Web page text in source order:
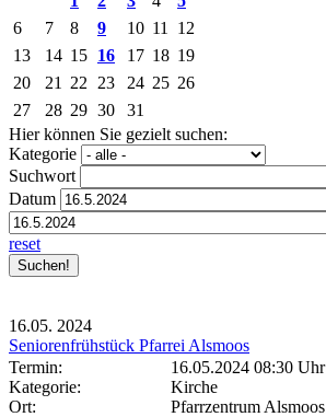
6
7 8 9 10 11
12
13
14 15 16 17 18 19
20
21 22 23 24 25 26
27
28 29 30
31
Hier können Sie gezielt suchen:
Kategorie
Suchwort
Datum
reset
16.05. 2024
Seniorenfrühstück Pfarrei Alsmoos
Termin:
16.05.2024 08:30 Uhr
Kategorie:
Kirche
Ort:
Pfarrzentrum Alsmoos